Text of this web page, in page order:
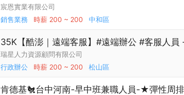
宸恩實業有限公司
銷售業務
時薪 200 ~ 200 中和區
35K【酷澎｜遠端客服】#遠端辦公 #客服人員
瑞星人力資源顧問有限公司
行政辦公
時薪 200 ~ 200 松山區
肯德基🐔台中河南-早中班兼職人員-★彈性周